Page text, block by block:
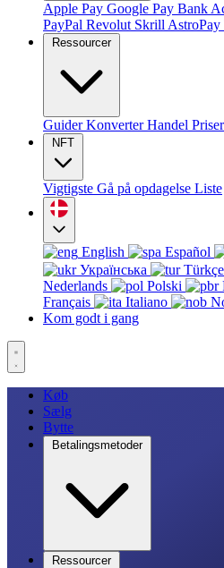
Apple Pay Google Pay Bank
PayPal Revolut Skrill AstroPay
Ressourcer
GuiderKonverterHandel Priser
NFT
Vigtigste Gå på opdagelse Liste
English Español
Українська
Türkçe
Nederlands
Polski
Français
Italiano
Kom godt i gang
Køb
Sælg
Bytte
Betalingsmetoder
Ressourcer